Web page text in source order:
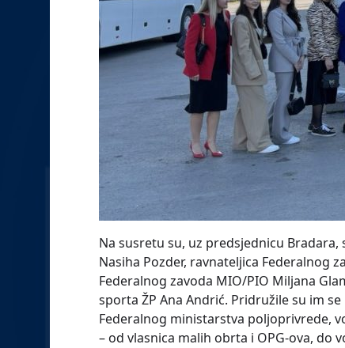
Na susretu su, uz predsjednicu
Nasiha Pozder, ravnateljica Federalnog
Federalnog zavoda MIO/PIO Miljana
sporta ŽP Ana Andrić. Pridružile su im
Federalnog ministarstva poljoprivrede,
– od vlasnica malih obrta i OPG-ova, do